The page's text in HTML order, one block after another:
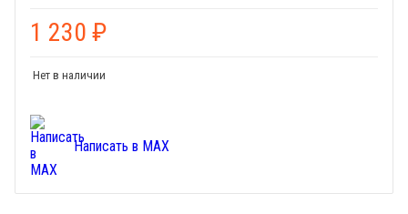
1 230 ₽
Нет в наличии
Написать в MAX